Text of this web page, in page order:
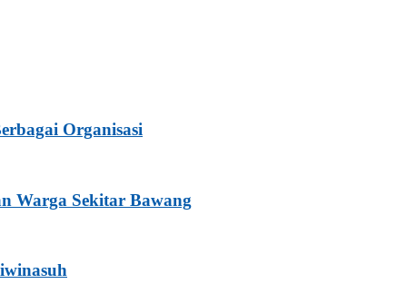
Organisasi
Warga Sekitar Bawang